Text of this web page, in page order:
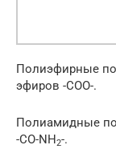
Полиэфирные
эфиров -СОО-.
Полиамидные
-СО-NH2-.